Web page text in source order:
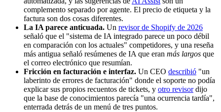
complemento separado por agente. El precio de etiqueta y la
factura son dos cosas diferentes.
La IA parece anticuada. Un revisor de Shopify de 2026
señaló que el "sistema de IA integrado parece un poco débil
en comparación con los actuales" competidores, y una reseña
más antigua señaló resúmenes de IA que eran más largos que
el correo electrónico que resumían.
Fricción en facturación e interfaz. Un CEO describió "un
laberinto de errores de facturación" donde el soporte no podía
explicar sus propios recuentos de tickets, y otro revisordijo
que la base de conocimientos parecía "una ocurrencia tardía",
enterrada detrás de un menú de tres puntos.